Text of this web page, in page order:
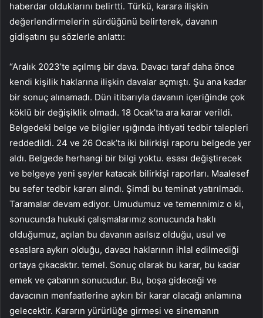
haberdar olduklarını belirtti. Türkü, karara ilişkin
değerlendirmelerin sürdüğünü belirterek, davanın
gidişatını şu sözlerle anlattı:
“Aralık 2023’te açılmış bir dava. Davacı taraf daha önce
kendi kişilik haklarına ilişkin davalar açmıştı. Şu ana kadar
bir sonuç alınamadı. Dün itibarıyla davanın içeriğinde çok
köklü bir değişiklik olmadı. 18 Ocak’ta ara karar verildi.
Belgedeki belge ve bilgiler ışığında ihtiyati tedbir talepleri
reddedildi. 24 ve 26 Ocak’ta iki bilirkişi raporu belgede yer
aldı. Belgede herhangi bir bilgi yoktu. esası değiştirecek
ve belgeye yeni şeyler katacak bilirkişi raporları. Maalesef
bu sefer tedbir kararı alındı. Şimdi bu teminat yatırılmadı.
Taramalar devam ediyor. Umudumuz ve temennimiz o ki,
sonucunda hukuki çalışmalarımız sonucunda haklı
olduğumuz, açılan bu davanın asılsız olduğu, usul ve
esaslara aykırı olduğu, davacı haklarının ihlal edilmediği
ortaya çıkacaktır. temel. Sonuç olarak bu karar, bu kadar
emek ve çabanın sonucudur. Bu, boşa gideceği ve
davacının menfaatlerine aykırı bir karar olacağı anlamına
gelecektir. Kararın yürürlüğe girmesi ve sinemanın